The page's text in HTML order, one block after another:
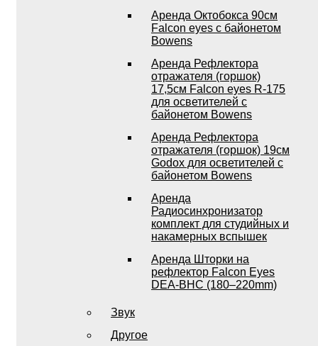
Аренда Октобокса 90см
Falcon eyes с байонетом
Bowens
Аренда Рефлектора
отражателя (горшок)
17,5см Falcon eyes R-175
для осветителей с
байонетом Bowens
Аренда Рефлектора
отражателя (горшок) 19см
Godox для осветителей с
байонетом Bowens
Аренда
Радиосинхронизатор
комплект для студийных и
накамерных вспышек
Аренда Шторки на
рефлектор Falcon Eyes
DEA-BHC (180–220mm)
Звук
Другое